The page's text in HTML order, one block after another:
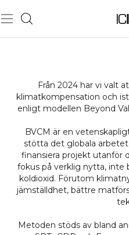
Samtidigt som vi jobbar
verksamheten, investerar
växthusgaser i atmosfären
Sedan 2020 har vi mätt våra
aktiviteter i vår
genom att köpa
Från 2024 har vi valt
klimatkompensation och
enligt modellen Beyond
BVCM är en
stötta det globala
finansiera projekt utanför
fokus på verklig nytta, inte
koldioxid. Förutom
jämställdhet, bättre
Metoden stöds av bland